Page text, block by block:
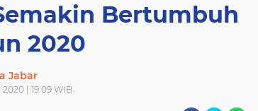
Bertumbuh
2020
Jabar
| 19:09 WIB